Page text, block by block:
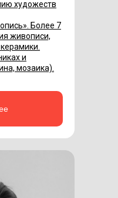
художеств
Более 7
живописи,
и
мозаика).